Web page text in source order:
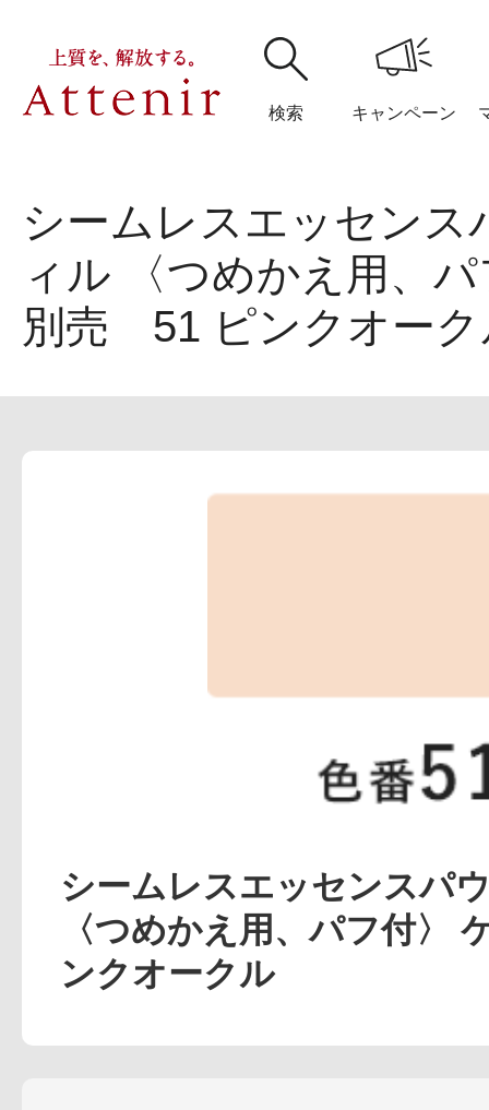
検索 キャンペーン
購入履歴 閲覧履
お友達紹介サ
シームレスエッセン
ィル 〈つめかえ用、
別売 51 ピンクオーク
シームレスエッセンスパ
〈つめかえ用、パフ付〉
ンクオークル